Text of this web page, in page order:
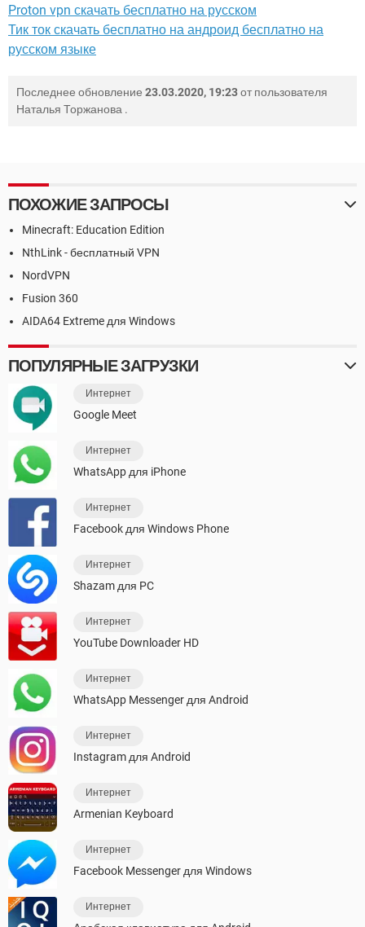
Proton vpn скачать бесплатно на русском
Тик ток скачать бесплатно на андроид бесплатно на
русском языке
Последнее обновление 23.03.2020, 19:23от пользователя
Наталья Торжанова .
ПОХОЖИЕ ЗАПРОСЫ
Minecraft: Education Edition
NthLink - бесплатный VPN
NordVPN
Fusion 360
AIDA64 Extreme для Windows
ПОПУЛЯРНЫЕ ЗАГРУЗКИ
Интернет
Google Meet
Интернет
WhatsApp для iPhone
Интернет
Facebook для Windows Phone
Интернет
Shazam для PC
Интернет
YouTube Downloader HD
Интернет
WhatsApp Messenger для Android
Интернет
Instagram для Android
Интернет
Armenian Keyboard
Интернет
Facebook Messenger для Windows
Интернет